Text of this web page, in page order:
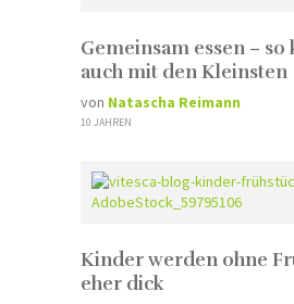
Gemeinsam essen – so
auch mit den Kleinsten
von Natascha Reimann
10 JAHREN
Kinder werden ohne
eher dick